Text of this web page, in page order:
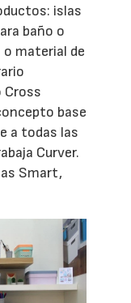
islas
baño o
material de
Cross
base
a todas las
Curver.
Smart,